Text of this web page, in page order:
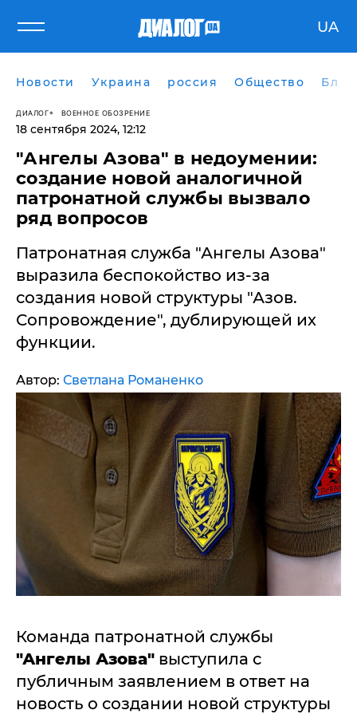
UA
Новости Украина россия Общество
ДИАЛОГ ВОЕННОЕ ОБОЗРЕНИЕ
18 сентября 2024, 12:12
"Ангелы Азова" в недоумении:
создание новой аналогичной
патронатной службы вызвало
ряд вопросов
Патронатная служба "Ангелы Азова"
выразила беспокойство из-за
создания новой структуры "Азов.
Сопровождение", дублирующей их
функции.
Автор: Светлана Романенко
Команда патронатной службы
"Ангелы Азова" выступила с
публичным заявлением в ответ на
новость о создании новой структуры